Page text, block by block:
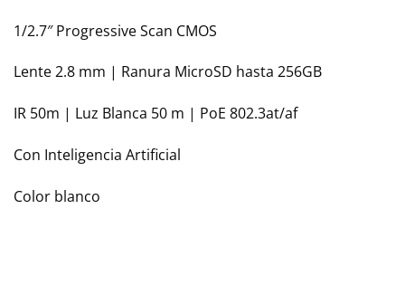
1/2.7″ Progressive Scan CMOS
Lente 2.8 mm | Ranura MicroSD hasta 256GB
IR 50m | Luz Blanca 50 m | PoE 802.3at/af
Con Inteligencia Artificial
Color blanco